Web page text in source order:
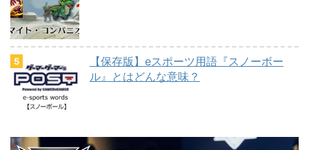
【保存版】eスポーツ用語『スノーボー
ル』とはどんな意味？